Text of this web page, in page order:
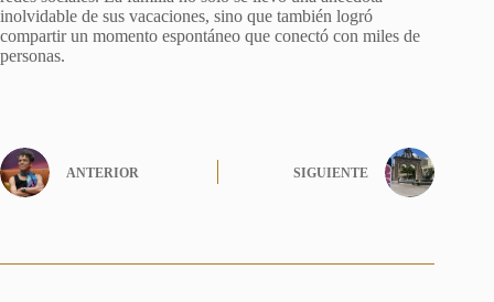
inolvidable de sus vacaciones, sino que también logró
compartir un momento espontáneo que conectó con miles de
personas.
ANTERIOR SIGUIENTE